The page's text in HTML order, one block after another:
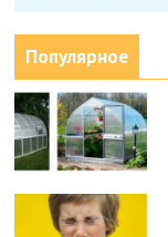
Популярное